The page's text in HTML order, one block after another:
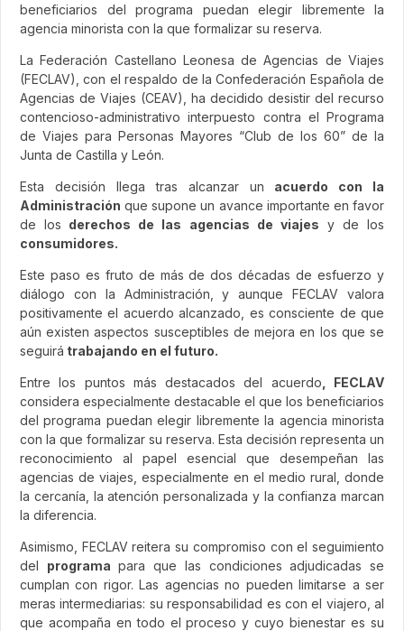
beneficiarios del programa puedan elegir libremente la
agencia minorista con la que formalizar su reserva.
La Federación Castellano Leonesa de Agencias de Viajes
(FECLAV), con el respaldo de la Confederación Española de
Agencias de Viajes (CEAV), ha decidido desistir del recurso
contencioso-administrativo interpuesto contra el Programa
de Viajes para Personas Mayores “Club de los 60” de la
Junta de Castilla y León.
Esta decisión llega tras alcanzar un acuerdo con la
Administración que supone un avance importante en favor
de los derechos de las agencias de viajes y de los
consumidores.
Este paso es fruto de más de dos décadas de esfuerzo y
diálogo con la Administración, y aunque FECLAV valora
positivamente el acuerdo alcanzado, es consciente de que
aún existen aspectos susceptibles de mejora en los que se
seguirá trabajando en el futuro.
Entre los puntos más destacados del acuerdo , FECLAV
considera especialmente destacable el que los beneficiarios
del programa puedan elegir libremente la agencia minorista
con la que formalizar su reserva. Esta decisión representa un
reconocimiento al papel esencial que desempeñan las
agencias de viajes, especialmente en el medio rural, donde
la cercanía, la atención personalizada y la confianza marcan
la diferencia.
Asimismo, FECLAV reitera su compromiso con el seguimiento
del programa para que las condiciones adjudicadas se
cumplan con rigor. Las agencias no pueden limitarse a ser
meras intermediarias: su responsabilidad es con el viajero, al
que acompaña en todo el proceso y cuyo bienestar es su